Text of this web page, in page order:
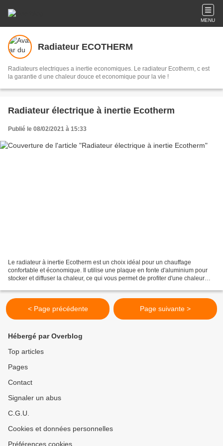
MENU
Radiateur ECOTHERM
Radiateurs electriques a inertie economiques. Le radiateur Ecotherm, c est
la garantie d une chaleur douce et economique pour la vie !
Radiateur électrique à inertie Ecotherm
Publié le 08/02/2021 à 15:33
Le radiateur à inertie Ecotherm est un choix idéal pour un chauffage
confortable et économique. Il utilise une plaque en fonte d'aluminium pour
stocker et diffuser la chaleur, ce qui vous permet de profiter d'une chaleur
< Page précédente Page suivante >
Hébergé par Overblog
Top articles
Pages
Contact
Signaler un abus
C.G.U.
Cookies et données personnelles
Préférences cookies